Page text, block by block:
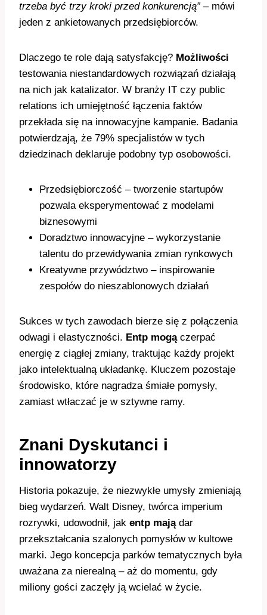
trzeba być trzy kroki przed konkurencją”– mówi
jeden z ankietowanych przedsiębiorców.
Dlaczego te role dają satysfakcję? Możliwości
testowania niestandardowych rozwiązań działają
na nich jak katalizator. W branży IT czy public
relations ich umiejętność łączenia faktów
przekłada się na innowacyjne kampanie. Badania
potwierdzają, że 79% specjalistów w tych
dziedzinach deklaruje podobny typ osobowości.
Przedsiębiorczość – tworzenie startupów
pozwala eksperymentować z modelami
biznesowymi
Doradztwo innowacyjne – wykorzystanie
talentu do przewidywania zmian rynkowych
Kreatywne przywództwo – inspirowanie
zespołów do nieszablonowych działań
Sukces w tych zawodach bierze się z połączenia
odwagi i elastyczności. Entp mogączerpać
energię z ciągłej zmiany, traktując każdy projekt
jako intelektualną układankę. Kluczem pozostaje
środowisko, które nagradza śmiałe pomysły,
zamiast wtłaczać je w sztywne ramy.
Znani Dyskutanci i
innowatorzy
Historia pokazuje, że niezwykłe umysły zmieniają
bieg wydarzeń. Walt Disney, twórca imperium
rozrywki, udowodnił, jak entp majądar
przekształcania szalonych pomysłów w kultowe
marki. Jego koncepcja parków tematycznych była
uważana za nierealną – aż do momentu, gdy
miliony gości zaczęły ją wcielać w życie.